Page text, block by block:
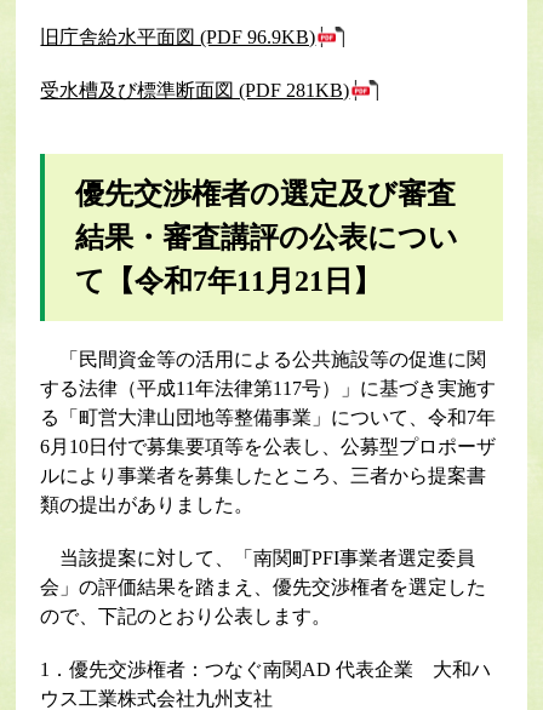
旧庁舎給水平面図 (PDF 96.9KB)
受水槽及び標準断面図 (PDF 281KB)
優先交渉権者の選定及び審査
結果・審査講評の公表につい
て
【令和7年11月21日】
「民間資金等の活用による公共施設等の促進に関
する法律（平成11年法律第117号）」に基づき実施す
る「町営大津山団地等整備事業」について、令和7年
6月10日付で募集要項等を公表し、公募型プロポーザ
ルにより事業者を募集したところ、三者から提案書
類の提出がありました。
当該提案に対して、「南関町PFI事業者選定委員
会」の評価結果を踏まえ、優先交渉権者を選定した
ので、下記のとおり公表します。
1．優先交渉権者：つなぐ南関AD 代表企業 大和ハ
ウス工業株式会社九州支社